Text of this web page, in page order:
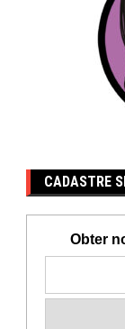
CADASTRE
Obter